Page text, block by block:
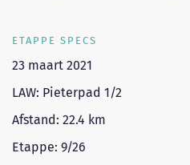
ETAPPE SPECS
23 maart 2021
LAW: Pieterpad 1/2
Afstand: 22.4 km
Etappe: 9/26